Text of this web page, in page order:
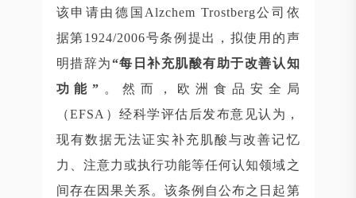
该申请由德国Alzchem Trostberg公司依
据第1924/2006号条例提出，拟使用的声
明措辞为“每日补充肌酸有助于改善认知
功能” 。然而，欧洲食品安全局
（EFSA）经科学评估后发布意见认为，
现有数据无法证实补充肌酸与改善记忆
力、注意力或执行功能等任何认知领域之
间存在因果关系。该条例自公布之日起第